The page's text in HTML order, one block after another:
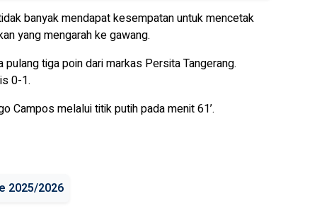
banyak mendapat kesempatan untuk mencetak
yang mengarah ke gawang.
tiga poin dari markas Persita Tangerang.
0-1.
Campos melalui titik putih pada menit 61’.
2025/2026